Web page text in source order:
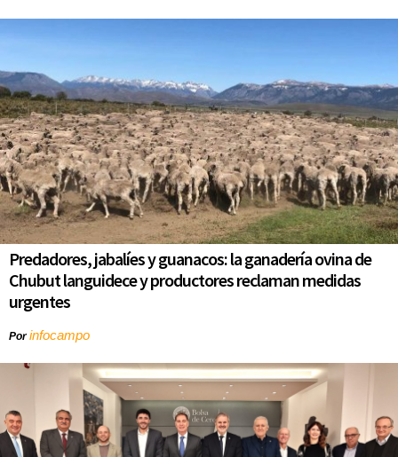
Predadores, jabalíes y guanacos: la ganadería ovina de
Chubut languidece y productores reclaman medidas
urgentes
Porinfocampo